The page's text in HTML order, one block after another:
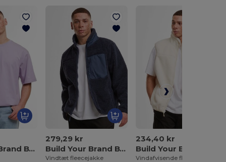
Build Your Brand BY391
279,29 kr
Build Your Brand BY406
Vindtæt fleecejakke
234,40 kr